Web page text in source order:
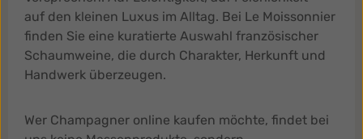
auf den kleinen Luxus im Alltag. Bei Le Moissonnier
finden Sie eine kuratierte Auswahl französischer
Schaumweine, die durch Charakter, Herkunft und
Handwerk überzeugen.
Wer Champagner online kaufen möchte, findet bei